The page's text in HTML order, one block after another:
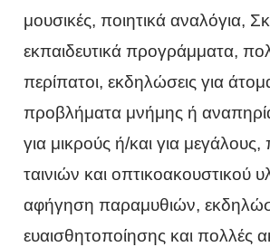
μουσικές, ποιητικά αναλόγια,
εκπαιδευτικά προγράμματα,
περίπατοι, εκδηλώσεις για
προβλήματα μνήμης ή
για μικρούς ή/και για
ταινιών και οπτικοακουστικού
αφήγηση παραμυθιών,
ευαισθητοποίησης και πολλές